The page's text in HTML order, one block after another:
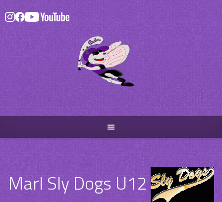
Skip
to
content
Marl Sly Dogs U12